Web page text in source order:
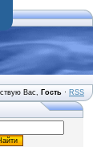
Вас, Гость · RSS